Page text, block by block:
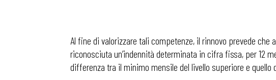
Al fine di valorizzare tali competenze, il rinnovo prevede
riconosciuta un’indennità determinata in cifra fissa, per 12
differenza tra il minimo mensile del livello superiore e quello